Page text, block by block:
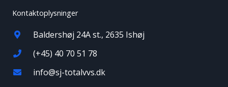
Kontaktoplysninger
Baldershøj 24A st., 2635 Ishøj
(+45) 40 70 51 78
info@sj-totalvvs.dk